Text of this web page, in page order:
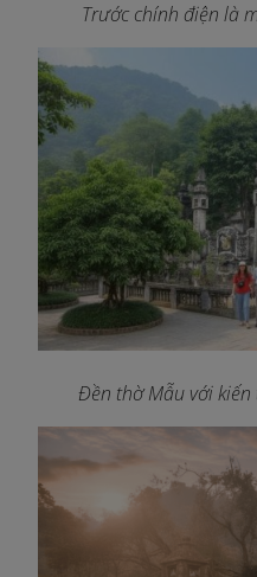
Trước chính điện là
Đền thờ Mẫu với